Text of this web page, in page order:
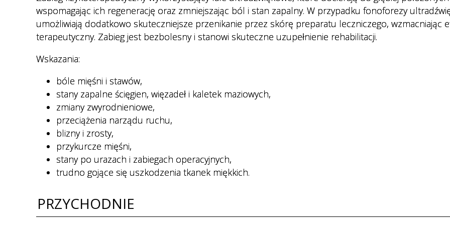
Regulamin organizacyjny
Cennik usług medycznych
Nocna i Świąteczna Opieka
Zdrowotna
Transport sanitarny
Deklaracja wyboru lekarza POZ
Ewuś
Wykaz dokumentów
potwierdzających prawo do
świadczeń opieki zdrowotnej
ze środków publicznych.
Dokumenty do pobrania
E-rejestracja
Jak przygotować się do badań
wspomagając ich regenerację oraz zmniejszając ból i stan zapalny. W przypadku fonoforezy
umożliwiają dodatkowo skuteczniejsze przenikanie przez skórę preparatu leczniczego, wzmacniając
terapeutyczny. Zabieg jest bezbolesny i stanowi skuteczne uzupełnienie rehabilitacji.
Wskazania:
bóle mięśni i stawów,
stany zapalne ścięgien, więzadeł i kaletek maziowych,
zmiany zwyrodnieniowe,
przeciążenia narządu ruchu,
blizny i zrosty,
przykurcze mięśni,
stany po urazach i zabiegach operacyjnych,
trudno gojące się uszkodzenia tkanek miękkich.
PRZYCHODNIE